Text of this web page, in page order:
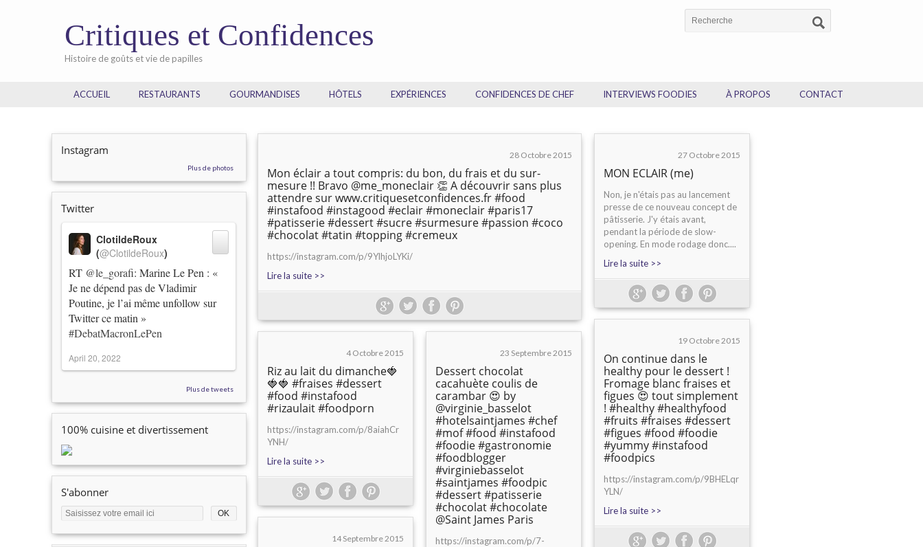
Critiques et Confidences
Histoire de goûts et vie de papilles
ACCUEIL RESTAURANTS GOURMANDISES HÔTELS EXPÉRIENCES CONFIDENCES DE CHEF INTERVIEWS FOODIES À PROPOS CONTACT
Instagram
Plus de photos
Twitter
RT @le_gorafi: Marine Le Pen : «
Je ne dépend pas de Vladimir
Poutine, je l’ai même unfollow sur
Twitter ce matin »
#DebatMacronLePen
ClotildeRoux
(@ClotildeRoux)
April 20, 2022
Plus de tweets
100% cuisine et divertissement
S'abonner
28 Octobre 2015
Mon éclair a tout compris: du bon, du frais et du sur-
mesure !! Bravo @me_moneclair 👏 A découvrir sans plus
attendre sur www.critiquesetconfidences.fr #food
#instafood #instagood #eclair #moneclair #paris17
#patisserie #dessert #sucre #surmesure #passion #coco
#chocolat #tatin #topping #cremeux
https://instagram.com/p/9YlhjoLYKi/
Lire la suite >>
27 Octobre 2015
MON ECLAIR (me)
Non, je n'étais pas au lancement
presse de ce nouveau concept de
pâtisserie. J'y étais avant,
pendant la période de slow-
opening. En mode rodage donc....
Lire la suite >>
19 Octobre 2015
On continue dans le
healthy pour le dessert !
Fromage blanc fraises et
figues 😍 tout simplement
! #healthy #healthyfood
#fruits #fraises #dessert
#figues #food #foodie
#yummy #instafood
#foodpics
https://instagram.com/p/9BHELqr
YLN/
Lire la suite >>
4 Octobre 2015
Riz au lait du dimanche🍓
🍓🍓 #fraises #dessert
#food #instafood
#rizaulait #foodporn
https://instagram.com/p/8aiahCr
YNH/
Lire la suite >>
23 Septembre 2015
Dessert chocolat
cacahuète coulis de
carambar 😍 by
@virginie_basselot
#hotelsaintjames #chef
#mof #food #instafood
#foodie #gastronomie
#foodblogger
#virginiebasselot
#saintjames #foodpic
#dessert #patisserie
#chocolat #chocolate
@Saint James Paris
https://instagram.com/p/7-
14 Septembre 2015